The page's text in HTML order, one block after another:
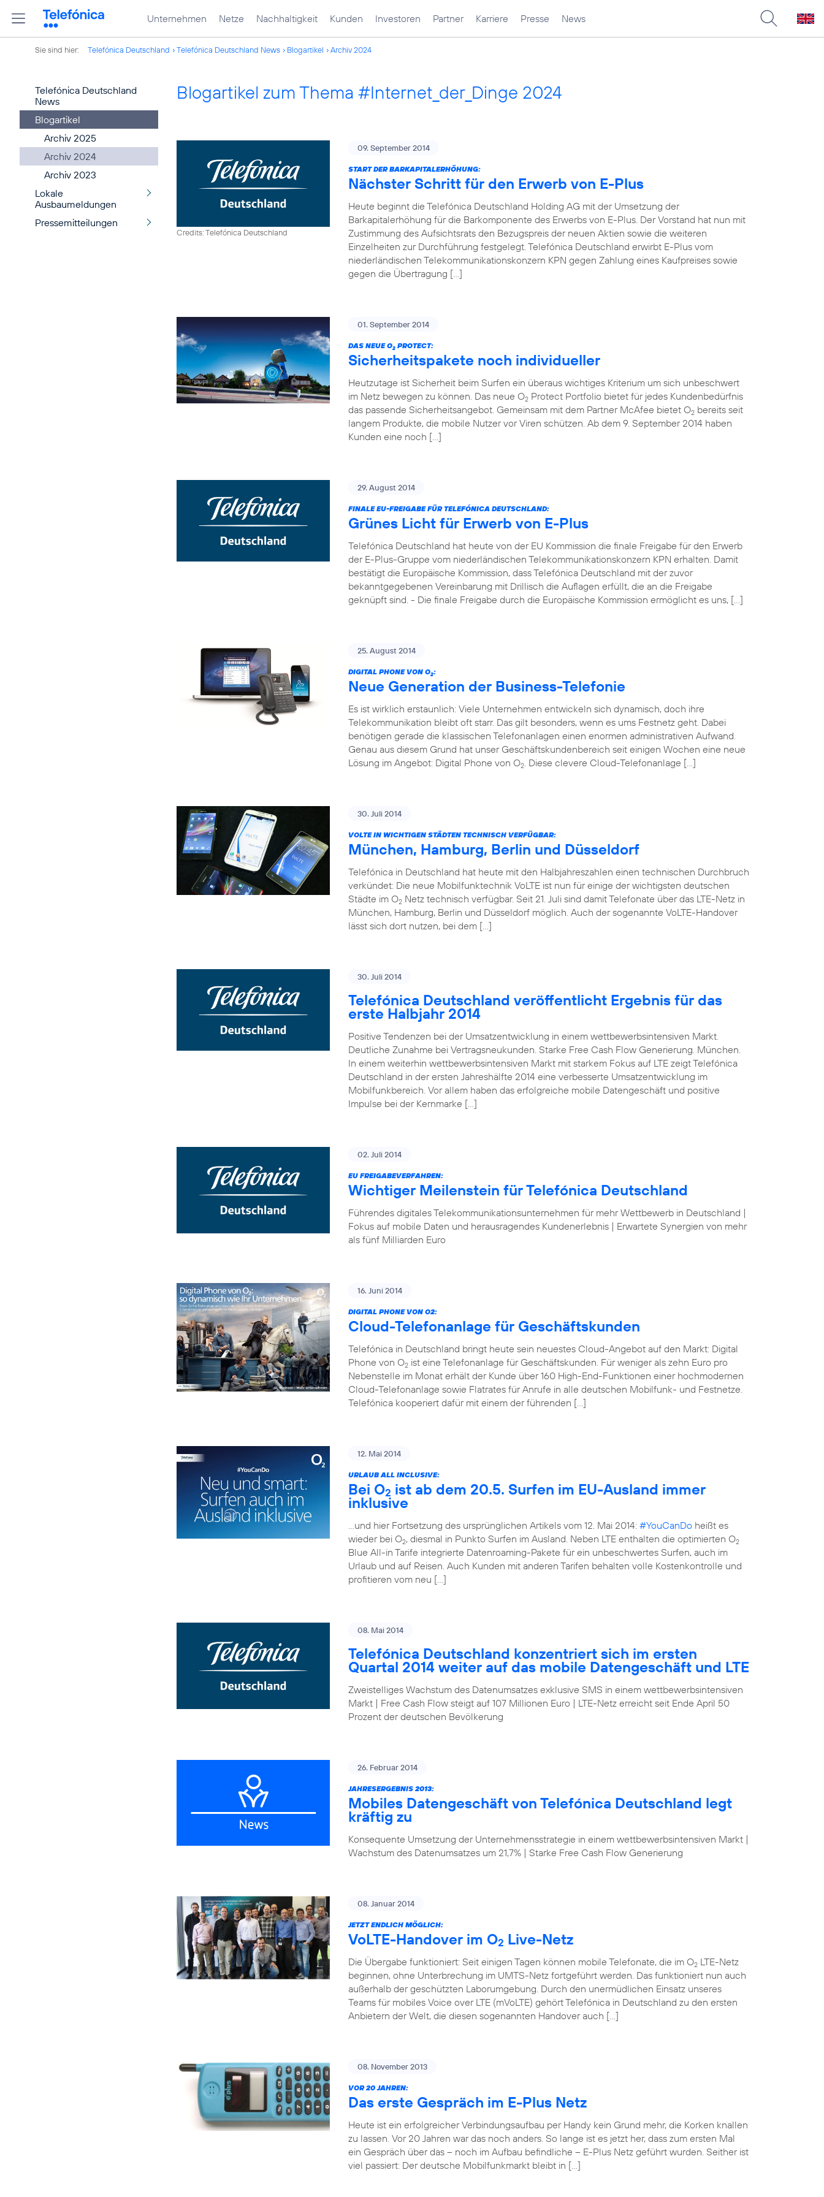
Unternehmen Netze Nachhaltigkeit Kunden Investoren Partner Karriere Presse News
Sie sind hier: Telefónica Deutschland Telefónica Deutschland News Blogartikel Archiv 2024
Telefónica Deutschland
News
Blogartikel
Archiv 2025
Archiv 2024
Archiv 2023
Lokale
Ausbaumeldungen
Pressemitteilungen
Blogartikel zum Thema #Internet_der_Dinge 2024
Credits: Telefónica Deutschland
09. September 2014
START DER BARKAPITALERHÖHUNG:
Nächster Schritt für den Erwerb von E-Plus
Heute beginnt die Telefónica Deutschland Holding AG mit der Umsetzung der
Barkapitalerhöhung für die Barkomponente des Erwerbs von E-Plus. Der Vorstand hat nun mit
Zustimmung des Aufsichtsrats den Bezugspreis der neuen Aktien sowie die weiteren
Einzelheiten zur Durchführung festgelegt. Telefónica Deutschland erwirbt E-Plus vom
niederländischen Telekommunikationskonzern KPN gegen Zahlung eines Kaufpreises sowie
gegen die Übertragung […]
01. September 2014
DAS NEUE O2 PROTECT:
Sicherheitspakete noch individueller
Heutzutage ist Sicherheit beim Surfen ein überaus wichtiges Kriterium um sich unbeschwert
im Netz bewegen zu können. Das neue O2 Protect Portfolio bietet für jedes Kundenbedürfnis
das passende Sicherheitsangebot. Gemeinsam mit dem Partner McAfee bietet O2 bereits seit
langem Produkte, die mobile Nutzer vor Viren schützen. Ab dem 9. September 2014 haben
Kunden eine noch […]
29. August 2014
FINALE EU-FREIGABE FÜR TELEFÓNICA DEUTSCHLAND:
Grünes Licht für Erwerb von E-Plus
Telefónica Deutschland hat heute von der EU Kommission die finale Freigabe für den Erwerb
der E-Plus-Gruppe vom niederländischen Telekommunikationskonzern KPN erhalten. Damit
bestätigt die Europäische Kommission, dass Telefónica Deutschland mit der zuvor
bekanntgegebenen Vereinbarung mit Drillisch die Auflagen erfüllt, die an die Freigabe
geknüpft sind. - Die finale Freigabe durch die Europäische Kommission ermöglicht es uns, […]
25. August 2014
DIGITAL PHONE VON O2:
Neue Generation der Business-Telefonie
Es ist wirklich erstaunlich: Viele Unternehmen entwickeln sich dynamisch, doch ihre
Telekommunikation bleibt oft starr. Das gilt besonders, wenn es ums Festnetz geht. Dabei
benötigen gerade die klassischen Telefonanlagen einen enormen administrativen Aufwand.
Genau aus diesem Grund hat unser Geschäftskundenbereich seit einigen Wochen eine neue
Lösung im Angebot: Digital Phone von O2. Diese clevere Cloud-Telefonanlage […]
30. Juli 2014
VOLTE IN WICHTIGEN STÄDTEN TECHNISCH VERFÜGBAR:
München, Hamburg, Berlin und Düsseldorf
Telefónica in Deutschland hat heute mit den Halbjahreszahlen einen technischen Durchbruch
verkündet: Die neue Mobilfunktechnik VoLTE ist nun für einige der wichtigsten deutschen
Städte im O2 Netz technisch verfügbar. Seit 21. Juli sind damit Telefonate über das LTE-Netz in
München, Hamburg, Berlin und Düsseldorf möglich. Auch der sogenannte VoLTE-Handover
lässt sich dort nutzen, bei dem […]
30. Juli 2014
Telefónica Deutschland veröffentlicht Ergebnis für das
erste Halbjahr 2014
Positive Tendenzen bei der Umsatzentwicklung in einem wettbewerbsintensiven Markt.
Deutliche Zunahme bei Vertragsneukunden. Starke Free Cash Flow Generierung. München.
In einem weiterhin wettbewerbsintensiven Markt mit starkem Fokus auf LTE zeigt Telefónica
Deutschland in der ersten Jahreshälfte 2014 eine verbesserte Umsatzentwicklung im
Mobilfunkbereich. Vor allem haben das erfolgreiche mobile Datengeschäft und positive
Impulse bei der Kernmarke […]
02. Juli 2014
EU FREIGABEVERFAHREN:
Wichtiger Meilenstein für Telefónica Deutschland
Führendes digitales Telekommunikationsunternehmen für mehr Wettbewerb in Deutschland |
Fokus auf mobile Daten und herausragendes Kundenerlebnis | Erwartete Synergien von mehr
als fünf Milliarden Euro
16. Juni 2014
DIGITAL PHONE VON O2:
Cloud-Telefonanlage für Geschäftskunden
Telefónica in Deutschland bringt heute sein neuestes Cloud-Angebot auf den Markt: Digital
Phone von O2 ist eine Telefonanlage für Geschäftskunden. Für weniger als zehn Euro pro
Nebenstelle im Monat erhält der Kunde über 160 High-End-Funktionen einer hochmodernen
Cloud-Telefonanlage sowie Flatrates für Anrufe in alle deutschen Mobilfunk- und Festnetze.
Telefónica kooperiert dafür mit einem der führenden […]
12. Mai 2014
URLAUB ALL INCLUSIVE:
Bei O2 ist ab dem 20.5. Surfen im EU-Ausland immer
inklusive
…und hier Fortsetzung des ursprünglichen Artikels vom 12. Mai 2014: #YouCanDo heißt es
wieder bei O2, diesmal in Punkto Surfen im Ausland. Neben LTE enthalten die optimierten O2
Blue All-in Tarife integrierte Datenroaming-Pakete für ein unbeschwertes Surfen, auch im
Urlaub und auf Reisen. Auch Kunden mit anderen Tarifen behalten volle Kostenkontrolle und
profitieren vom neu […]
08. Mai 2014
Telefónica Deutschland konzentriert sich im ersten
Quartal 2014 weiter auf das mobile Datengeschäft und LTE
Zweistelliges Wachstum des Datenumsatzes exklusive SMS in einem wettbewerbsintensiven
Markt | Free Cash Flow steigt auf 107 Millionen Euro | LTE-Netz erreicht seit Ende April 50
Prozent der deutschen Bevölkerung
26. Februar 2014
JAHRESERGEBNIS 2013:
Mobiles Datengeschäft von Telefónica Deutschland legt
kräftig zu
Konsequente Umsetzung der Unternehmensstrategie in einem wettbewerbsintensiven Markt |
Wachstum des Datenumsatzes um 21,7% | Starke Free Cash Flow Generierung
08. Januar 2014
JETZT ENDLICH MÖGLICH:
VoLTE-Handover im O2 Live-Netz
Die Übergabe funktioniert: Seit einigen Tagen können mobile Telefonate, die im O2 LTE-Netz
beginnen, ohne Unterbrechung im UMTS-Netz fortgeführt werden. Das funktioniert nun auch
außerhalb der geschützten Laborumgebung. Durch den unermüdlichen Einsatz unseres
Teams für mobiles Voice over LTE (mVoLTE) gehört Telefónica in Deutschland zu den ersten
Anbietern der Welt, die diesen sogenannten Handover auch […]
08. November 2013
VOR 20 JAHREN:
Das erste Gespräch im E-Plus Netz
Heute ist ein erfolgreicher Verbindungsaufbau per Handy kein Grund mehr, die Korken knallen
zu lassen. Vor 20 Jahren war das noch anders. So lange ist es jetzt her, dass zum ersten Mal
ein Gespräch über das – noch im Aufbau befindliche – E-Plus Netz geführt wurden. Seither ist
viel passiert: Der deutsche Mobilfunkmarkt bleibt in […]